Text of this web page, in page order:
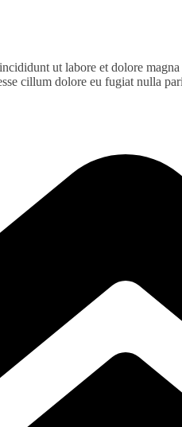
ut labore et dolore
cillum dolore eu fugiat nulla